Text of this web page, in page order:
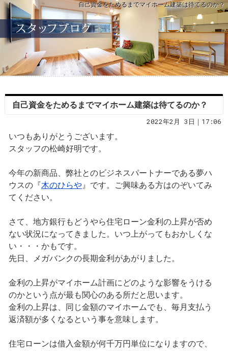
自己資金をためるまでマイホーム建築は待てるのか？
自己資金をためるまでマイホーム建築は待てるのか？
2022年2月 3日｜17:06
いつもありがとうございます。
スタッフの松崎好明です。
今年の新商品、弊社とのビジネスパートナーである夢ハ
ウスの『木のひらや』です。ご興味ある方はのぞいてみ
てください。
さて、地方銀行もどうやら住宅ローン金利の上昇が否め
ない状況になってきました。いつ上がってもおかしくな
い・・・かもです。
先日、メガバンクの長期金利があがりました。
金利の上昇がマイホーム計画にどのような影響をうける
のかという点が最も関心のある所だと思います。
金利の上昇は、同じ金額のマイホームでも、毎月支払う
返済額が多くなるという事を意味します。
住宅ローンは借入金額が何千万円単位になりますので、